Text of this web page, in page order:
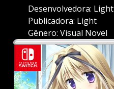
Desenvolvedora: Light
Publicadora: Light
Gênero: Visual Novel